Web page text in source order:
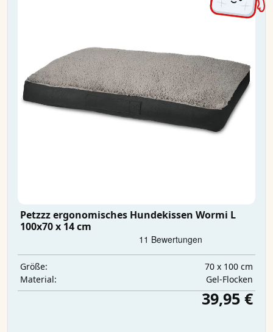
Petzzz ergonomisches Hundekissen Wormi L
100x70 x 14 cm
Größe:
70 x 100 cm
Material:
Gel-Flocken
39,95 €